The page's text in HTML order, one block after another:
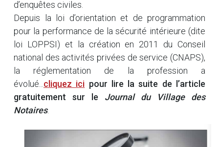
d’enquêtes civiles.
Depuis la loi d’orientation et de programmation
pour la performance de la sécurité intérieure (dite
loi LOPPSI) et la création en 2011 du Conseil
national des activités privées de service (CNAPS),
la réglementation de la profession a
évolué... cliquez ici pour lire la suite de l’article
gratuitement sur le Journal du Village des
Notaires.